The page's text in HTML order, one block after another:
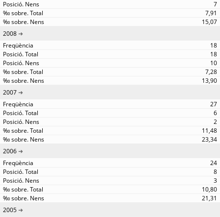
7
7,91
15,07
2008
18
18
10
7,28
13,90
2007
27
6
2
11,48
23,34
2006
24
8
3
10,80
21,31
2005